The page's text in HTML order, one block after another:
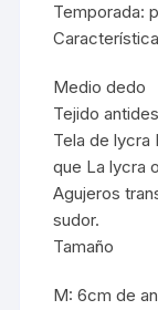
Temporada:
Medio dedo
Tejido
Tela de lycra
que La lycra
Agujeros
sudor.
Tamaño
M: 6cm de